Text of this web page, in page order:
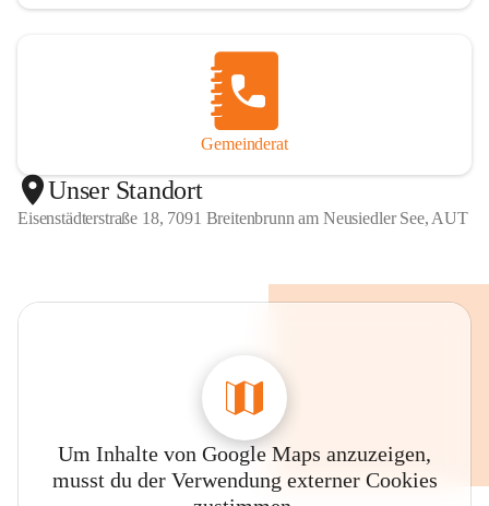
Gemeinderat
Unser Standort
Eisenstädterstraße 18, 7091 Breitenbrunn am Neusiedler See, AUT
Um Inhalte von Google Maps anzuzeigen,
musst du der Verwendung externer Cookies